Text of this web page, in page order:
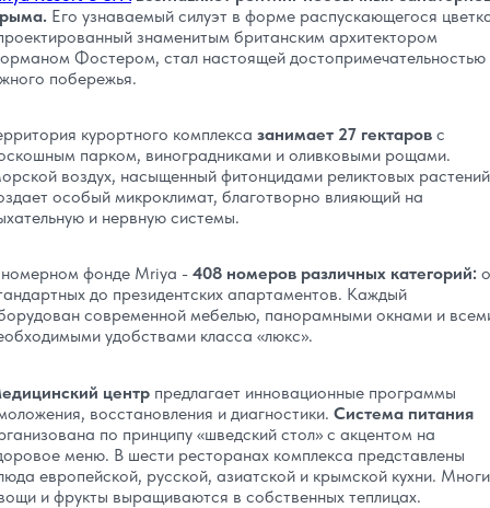
Его узнаваемый силуэт в форме распускающегося
знаменитым британским архитектором
Фостером, стал настоящей достопримечательностью
побережья.
курортного комплекса занимает 27 гектаров с
парком, виноградниками и оливковыми рощами.
воздух, насыщенный фитонцидами реликтовых
особый микроклимат, благотворно влияющий на
и нервную системы.
фонде Mriya - 408 номеров различных категорий:
до президентских апартаментов. Каждый
современной мебелью, панорамными окнами и
удобствами класса «люкс».
центр предлагает инновационные программы
восстановления и диагностики. Система питания
по принципу «шведский стол» с акцентом на
меню. В шести ресторанах комплекса представлены
европейской, русской, азиатской и крымской кухни.
и фрукты выращиваются в собственных теплицах.